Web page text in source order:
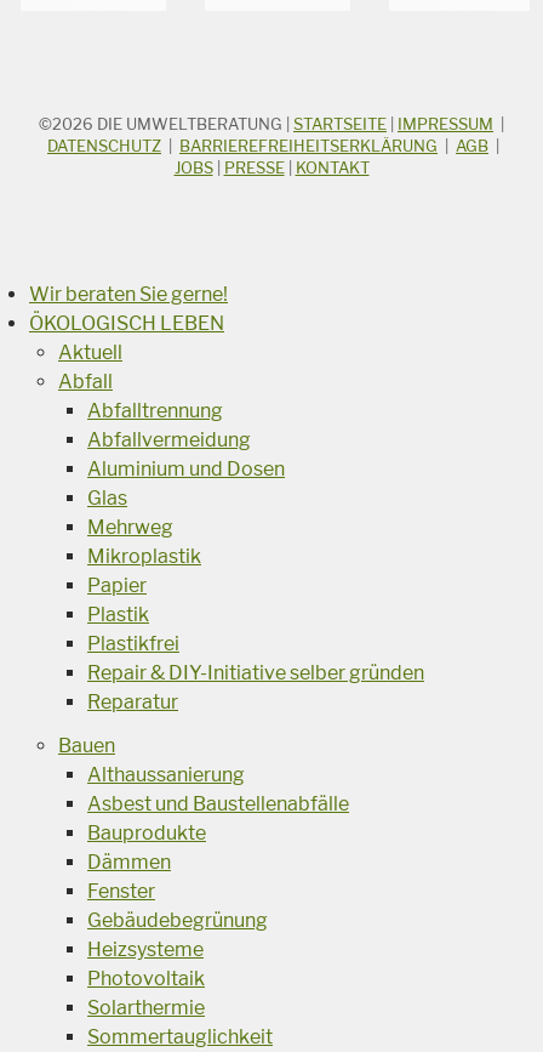
STICHWORTSUCHE
Suchbegriff
©2026 DIE UMWELTBERATUNG STARTSEITE IMPRESSUM
DATENSCHUTZ
BARRIEREFREIHEITSERKLÄRUNG AGB
JOBS| PRESSE| KONTAKT
Wir beraten Sie gerne!
ÖKOLOGISCH LEBEN
Aktuell
Abfall
Abfalltrennung
Abfallvermeidung
Aluminium und Dosen
Glas
Mehrweg
Mikroplastik
Papier
Plastik
Plastikfrei
Repair & DIY-Initiative selber gründen
Reparatur
Bauen
Althaussanierung
Asbest und Baustellenabfälle
Bauprodukte
Dämmen
Fenster
Gebäudebegrünung
Heizsysteme
Photovoltaik
Solarthermie
Sommertauglichkeit